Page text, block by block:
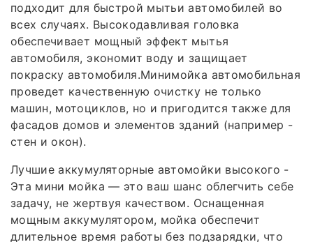
подходит для быстрой мытьи автомобилей во
всех случаях. Высокодавливая головка
обеспечивает мощный эффект мытья
автомобиля, экономит воду и защищает
покраску автомобиля.Минимойка автомобильная
проведет качественную очистку не только
машин, мотоциклов, но и пригодится также для
фасадов домов и элементов зданий (например -
стен и окон).
Лучшие аккумуляторные автомойки высокого -
Эта мини мойка — это ваш шанс облегчить себе
задачу, не жертвуя качеством. Оснащенная
мощным аккумулятором, мойка обеспечит
длительное время работы без подзарядки, что